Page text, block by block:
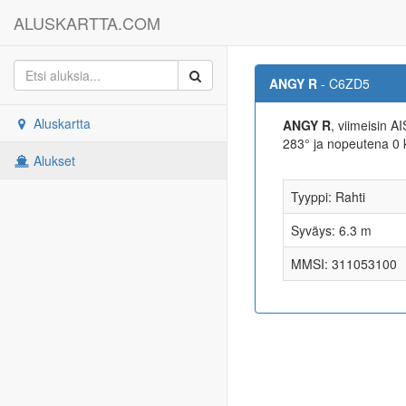
ALUSKARTTA.COM
Aluskartta
Alukset
ANGY R - C6ZD5
ANGY R, viimeisin
283° ja nopeutena 0
Tyyppi: Rahti
Syväys: 6.3 m
MMSI: 311053100